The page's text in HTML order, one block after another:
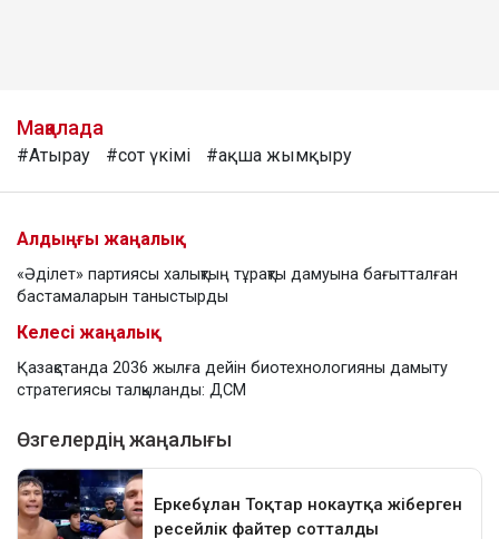
Мақалада
#Атырау #сот үкімі #ақша жымқыру
Алдыңғы жаңалық
«Әділет» партиясы халықтың тұрақты дамуына бағытталған
бастамаларын таныстырды
Келесі жаңалық
Қазақстанда 2036 жылға дейін биотехнологияны дамыту
стратегиясы талқыланды: ДСМ